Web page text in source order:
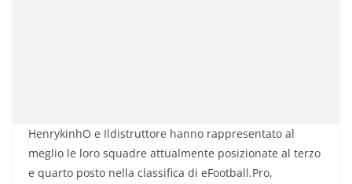
HenrykinhO e Ildistruttore hanno rappresentato al
meglio le loro squadre attualmente posizionate al terzo
e quarto posto nella classifica di eFootball.Pro,